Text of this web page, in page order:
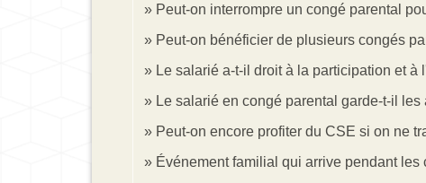
Peut-on interrompre un congé parental
Peut-on bénéficier de plusieurs congés
Le salarié a-t-il droit à la participation et
Le salarié en congé parental garde-t-il
Peut-on encore profiter du CSE si on ne
Événement familial qui arrive pendant